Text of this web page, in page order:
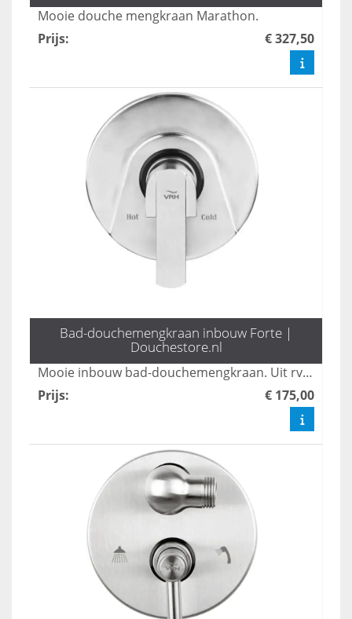
Mooie douche mengkraan Marathon.
Prijs: € 327,50
Bad-douchemengkraan inbouw Forte |
Douchestore.nl
Mooie inbouw bad-douchemengkraan. Uit rvs 304. Voor binnen en buiten.
Prijs: € 175,00